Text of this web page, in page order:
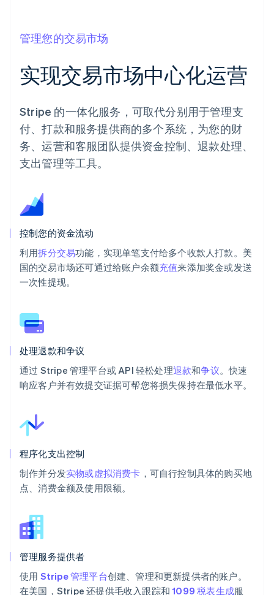
管理您的交易市场
实现交易市场中心化运营
Stripe 的一体化服务，可取代分别用于管理支
付、打款和服务提供商的多个系统，为您的财
务、运营和客服团队提供资金控制、退款处理、
支出管理等工具。
控制您的资金流动
利用拆分交易功能，实现单笔支付给多个收款人打款。美
国的交易市场还可通过给账户余额充值来添加奖金或发送
一次性提现。
处理退款和争议
通过 Stripe 管理平台或 API 轻松处理退款和争议。快速
响应客户并有效提交证据可帮您将损失保持在最低水平。
程序化支出控制
制作并分发实物或虚拟消费卡 ，可自行控制具体的购买地
点、消费金额及使用限额。
管理服务提供者
使用 Stripe 管理平台创建、管理和更新提供者的账户。
在美国，Stripe 还提供毛收入跟踪和1099 税表生成服